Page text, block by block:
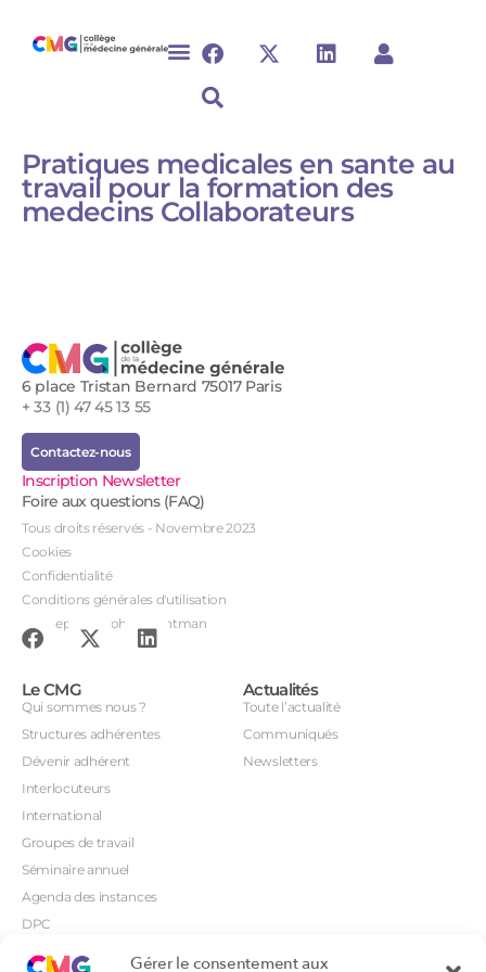
Gérer le consentement aux
Pratiques medicales en sante au
travail pour la formation des
medecins Collaborateurs
6 place Tristan Bernard 75017 Paris
+ 33 (1) 47 45 13 55
Contactez-nous
Inscription Newsletter
Foire aux questions (FAQ)
Tous droits réservés - Novembre 2023
Cookies
Confidentialité
Conditions générales d'utilisation
Conception : John Brightman
Le CMG
Qui sommes nous ?
Structures adhérentes
Dévenir adhérent
Interlocuteurs
International
Groupes de travail
Séminaire annuel
Agenda des instances
DPC
Actualités
Toute l’actualité
Communiqués
Newsletters